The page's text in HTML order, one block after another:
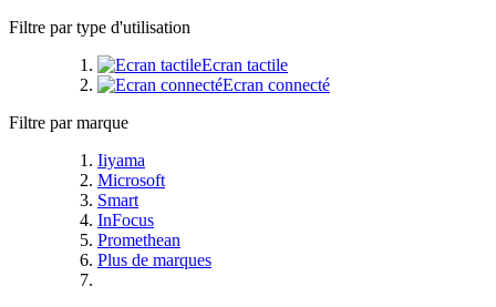
Filtre par type d'utilisation
Ecran tactile
Ecran connecté
Filtre par marque
Iiyama
Microsoft
Smart
InFocus
Promethean
Plus de marques